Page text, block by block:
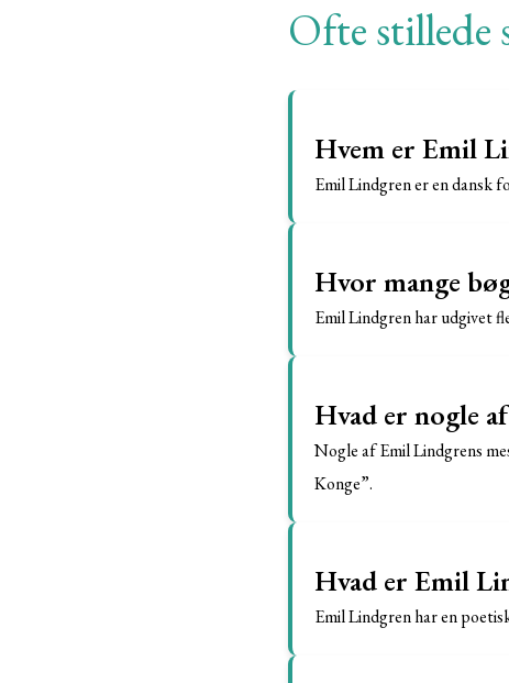
Ofte stillede
Hvem er Emil
Emil Lindgren er en dansk
Hvor mange
Emil Lindgren har udgivet
Hvad er nogle
Nogle af Emil Lindgrens
Konge”.
Hvad er Emil
Emil Lindgren har en